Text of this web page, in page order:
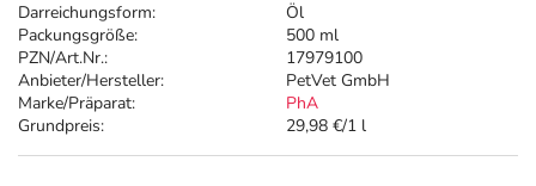
Darreichungsform:
Öl
Packungsgröße:
500 ml
PZN/Art.Nr.:
17979100
Anbieter/Hersteller:
PetVet GmbH
Marke/Präparat:
PhA
Grundpreis:
29,98 €/1 l